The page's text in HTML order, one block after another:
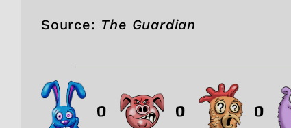
Source: The Guardian
0 0 0